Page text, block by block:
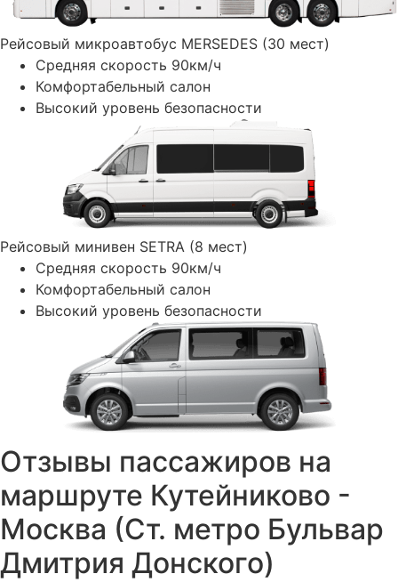
Рейсовый микроавтобус MERSEDES (30 мест)
Средняя скорость 90км/ч
Комфортабельный салон
Высокий уровень безопасности
Рейсовый минивен SETRA (8 мест)
Средняя скорость 90км/ч
Комфортабельный салон
Высокий уровень безопасности
Отзывы пассажиров на
маршруте Кутейниково -
Москва (Ст. метро Бульвар
Дмитрия Донского)